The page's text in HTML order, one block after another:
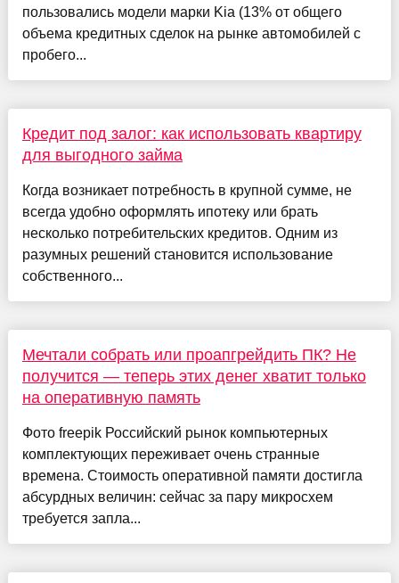
пользовались модели марки Kia (13% от общего
объема кредитных сделок на рынке автомобилей с
пробего...
Кредит под залог: как использовать квартиру
для выгодного займа
Когда возникает потребность в крупной сумме, не
всегда удобно оформлять ипотеку или брать
несколько потребительских кредитов. Одним из
разумных решений становится использование
собственного...
Мечтали собрать или проапгрейдить ПК? Не
получится — теперь этих денег хватит только
на оперативную память
Фото freepik Российский рынок компьютерных
комплектующих переживает очень странные
времена. Стоимость оперативной памяти достигла
абсурдных величин: сейчас за пару микросхем
требуется запла...